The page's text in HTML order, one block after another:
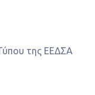
της ΕΕΔΣΑ